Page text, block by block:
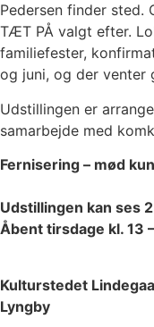
Pedersen finder sted.
TÆT PÅ valgt efter.
familiefester,
og juni, og der venter
Udstillingen er
samarbejde med
Fernisering – mød
Udstillingen kan ses
Åbent tirsdage kl. 13
Kulturstedet
Lyngby